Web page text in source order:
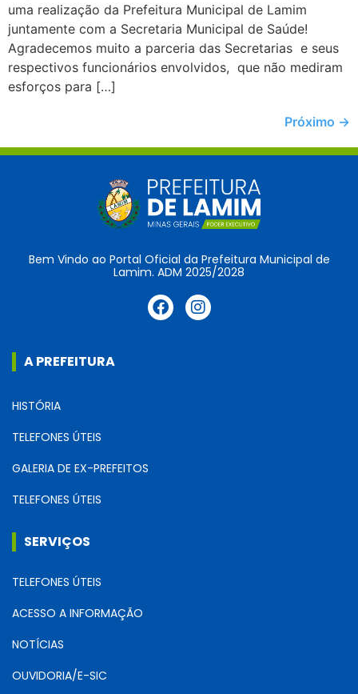
uma realização da Prefeitura Municipal de Lamim
juntamente com a Secretaria Municipal de Saúde!
Agradecemos muito a parceria das Secretarias e seus
respectivos funcionários envolvidos, que não mediram
esforços para […]
Próximo →
Bem Vindo ao Portal Oficial da Prefeitura Municipal de
Lamim. ADM 2025/2028
A PREFEITURA
HISTÓRIA
TELEFONES ÚTEIS
GALERIA DE EX-PREFEITOS
TELEFONES ÚTEIS
SERVIÇOS
TELEFONES ÚTEIS
ACESSO A INFORMAÇÃO
NOTÍCIAS
OUVIDORIA/E-SIC